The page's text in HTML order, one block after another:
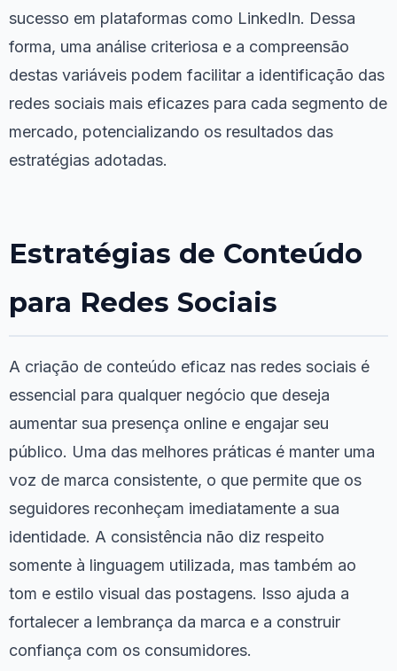
sucesso em plataformas como LinkedIn. Dessa
forma, uma análise criteriosa e a compreensão
destas variáveis podem facilitar a identificação das
redes sociais mais eficazes para cada segmento de
mercado, potencializando os resultados das
estratégias adotadas.
Estratégias de Conteúdo
para Redes Sociais
A criação de conteúdo eficaz nas redes sociais é
essencial para qualquer negócio que deseja
aumentar sua presença online e engajar seu
público. Uma das melhores práticas é manter uma
voz de marca consistente, o que permite que os
seguidores reconheçam imediatamente a sua
identidade. A consistência não diz respeito
somente à linguagem utilizada, mas também ao
tom e estilo visual das postagens. Isso ajuda a
fortalecer a lembrança da marca e a construir
confiança com os consumidores.